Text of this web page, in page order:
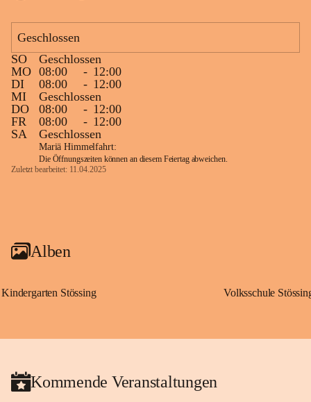
Geschlossen
SO
Geschlossen
MO 08:00 - 12:00
DI
08:00 - 12:00
MI
Geschlossen
DO
08:00 - 12:00
FR
08:00 - 12:00
SA
Geschlossen
Mariä Himmelfahrt:
Die Öffnungszeiten können an diesem Feiertag abweichen.
Zuletzt bearbeitet: 11.04.2025
Alben
Kindergarten Stössing Volksschule
Kommende Veranstaltungen